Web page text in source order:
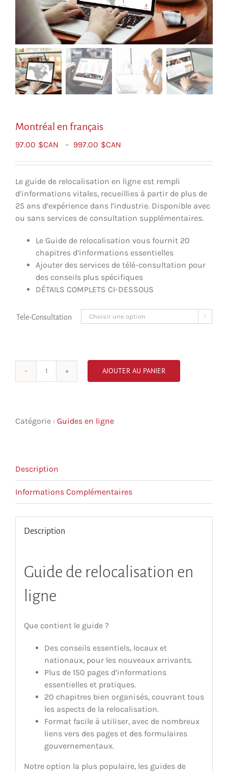
Montréal en français
$CAN
97.00 – $CAN
997.00
prix :
$CAN97.00
à
$CAN997.00
Le guide de relocalisation en ligne est rempli
d’informations vitales, recueillies à partir de plus de
25 ans d’expérience dans l’industrie. Disponible avec
ou sans services de consultation supplémentaires.
Le Guide de relocalisation vous fournit 20
chapitres d’informations essentielles
Ajouter des services de télé-consultation pour
des conseils plus spécifiques
DÉTAILS COMPLETS CI-DESSOUS
Tele-Consultation 
quantité
français
AJOUTER AU PANIER
Catégorie : Guides en ligne
Description
Informations Complémentaires
Description
Guide de relocalisation en
ligne
Que contient le guide ?
Des conseils essentiels, locaux et
nationaux, pour les nouveaux arrivants.
Plus de 150 pages d’informations
essentielles et pratiques.
20 chapitres bien organisés, couvrant tous
les aspects de la relocalisation.
Format facile à utiliser, avec de nombreux
liens vers des pages et des formulaires
gouvernementaux.
Notre option la plus populaire, les guides de